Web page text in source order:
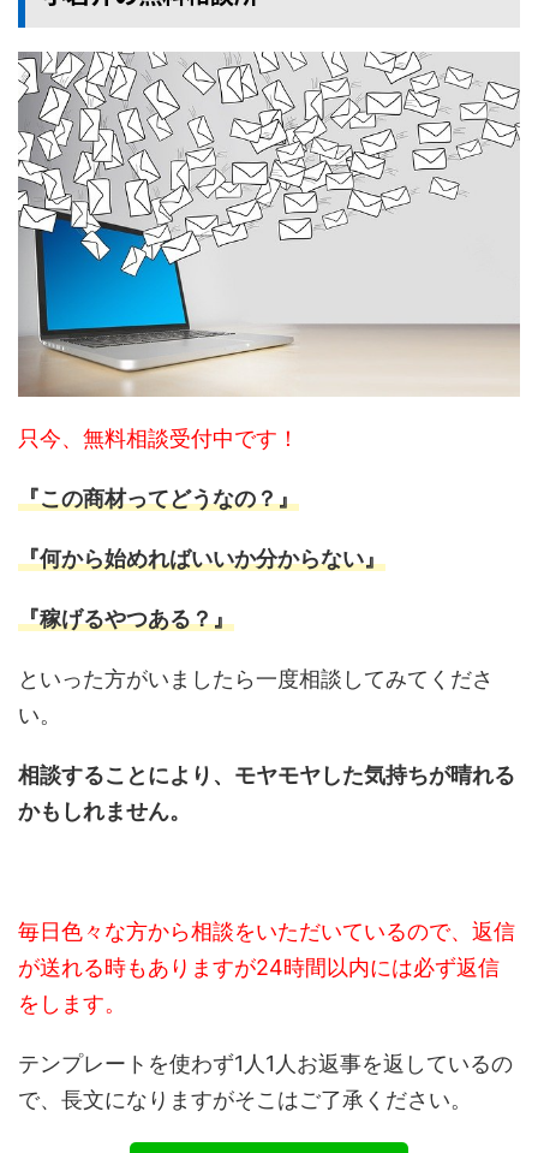
只今、無料相談受付中です！
『この商材ってどうなの？』
『何から始めればいいか分からない』
『稼げるやつある？』
といった方がいましたら一度相談してみてくださ
い。
相談することにより、モヤモヤした気持ちが晴れる
かもしれません。
毎日色々な方から相談をいただいているので、返信
が送れる時もありますが24時間以内には必ず返信
をします。
テンプレートを使わず1人1人お返事を返しているの
で、長文になりますがそこはご了承ください。